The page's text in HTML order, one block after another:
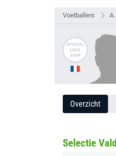
Voetballers
Overzicht
Selectie